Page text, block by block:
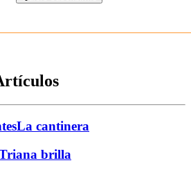
La cantinera
brilla